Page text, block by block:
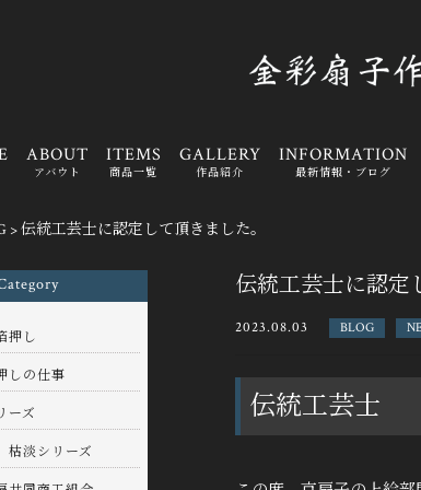
ABOUT
アバウト
ITEMS
商品一覧
GALLERY
作品紹介
INFORMATION
最新情報・ブログ
>伝統工芸士に認定して頂きました。
伝統工芸士に認定
2023.08.03 BLOG
伝統工芸士
押し
しの仕事
ーズ
淡シリーズ